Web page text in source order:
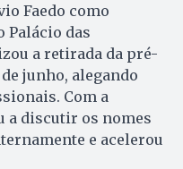
Faedo como
Palácio das
a retirada da pré-
junho, alegando
Com a
a discutir os nomes
e acelerou